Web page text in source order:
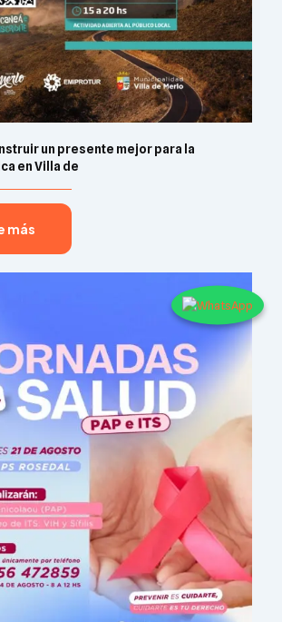
un presente mejor para la
en Villa de
más